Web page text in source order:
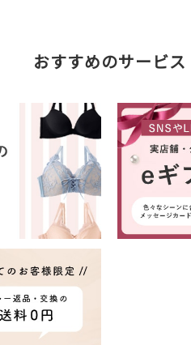
おすすめのサービス